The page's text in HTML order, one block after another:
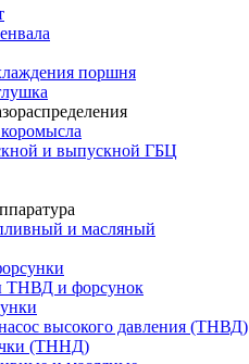
поршня
и выпускной ГБЦ
и масляный
ТНВД и форсунок
высокого давления (ТНВД)
(ТННД)